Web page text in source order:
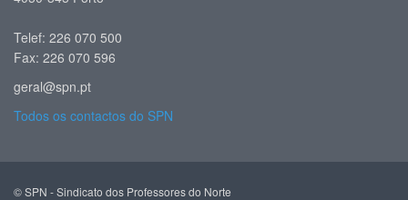
Telef: 226 070 500
Fax: 226 070 596
geral@spn.pt
Todos os contactos do SPN
© SPN - Sindicato dos Professores do Norte